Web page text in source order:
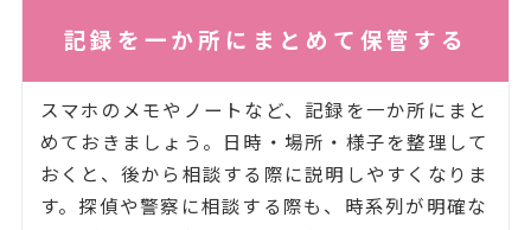
記録を一か所にまとめて保管する
スマホのメモやノートなど、記録を一か所にまと
めておきましょう。日時・場所・様子を整理して
おくと、後から相談する際に説明しやすくなりま
す。探偵や警察に相談する際も、時系列が明確な